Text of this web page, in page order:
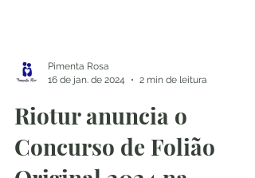
16 de jan. de 2024
2 min de leitura
Riotur anuncia o